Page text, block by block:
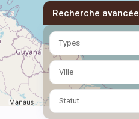
Recherche avancée
Types
Ville
Statut